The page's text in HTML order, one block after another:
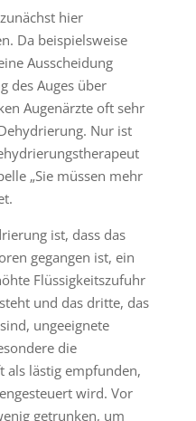
hier
Da beispielsweise
Ausscheidung
des Auges über
Augenärzte oft sehr
Nur ist
„Sie müssen mehr
ist, dass das
gegangen ist, ein
Flüssigkeitszufuhr
und das dritte, das
ungeeignete
die
als lästig empfunden,
wird. Vor
getrunken, um